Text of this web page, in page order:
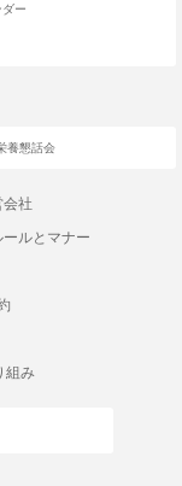
ー
養懇話会
会社
ルとマナー
組み